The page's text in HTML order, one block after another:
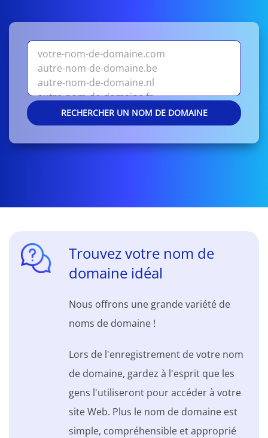
RECHERCHER UN NOM DE DOMAINE
Trouvez votre nom de
domaine idéal
Nous offrons une grande variété de
noms de domaine !
Lors de l'enregistrement de votre nom
de domaine, gardez à l'esprit que les
gens l'utiliseront pour accéder à votre
site Web. Plus le nom de domaine est
simple, compréhensible et approprié